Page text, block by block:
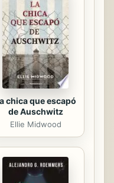
desde el
desde Cádiz
de
(vigente ...
chica que escapó
de Auschwitz
Ellie Midwood